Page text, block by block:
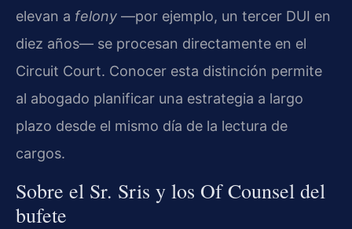
elevan a felony —por ejemplo, un tercer DUI en
diez años— se procesan directamente en el
Circuit Court. Conocer esta distinción permite
al abogado planificar una estrategia a largo
plazo desde el mismo día de la lectura de
cargos.
Sobre el Sr. Sris y los Of Counsel del
bufete